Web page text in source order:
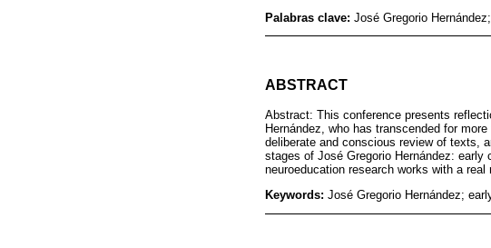
Palabras clave: José Gregorio
ABSTRACT
Abstract: This conference presents
Hernández, who has transcended for
deliberate and conscious review of texts,
stages of José Gregorio Hernández: early
neuroeducation research works with a real
Keywords: José Gregorio Hernández;